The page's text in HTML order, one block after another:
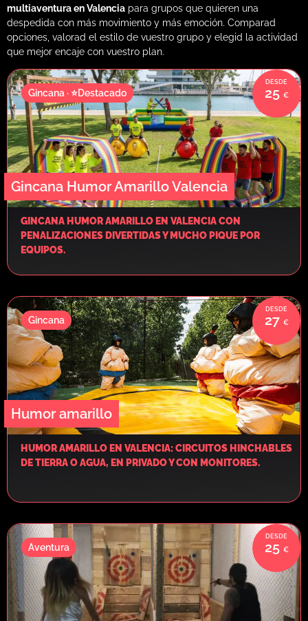
multiaventura en Valencia para grupos que quieren una
despedida con más movimiento y más emoción. Comparad
opciones, valorad el estilo de vuestro grupo y elegid la actividad
que mejor encaje con vuestro plan.
Gincana Humor Amarillo Valencia
25
Gincana · ⭐Destacado
GINCANA HUMOR AMARILLO EN VALENCIA CON
PENALIZACIONES DIVERTIDAS Y MUCHO PIQUE POR
EQUIPOS.
Humor amarillo
27
Gincana
HUMOR AMARILLO EN VALENCIA: CIRCUITOS HINCHABLES
DE TIERRA O AGUA, EN PRIVADO Y CON MONITORES.
25
Aventura